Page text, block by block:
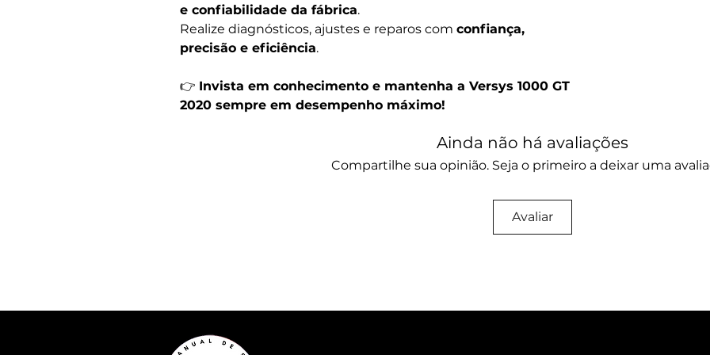
e confiabilidade da fábrica.
Realize diagnósticos, ajustes e reparos com confiança,
precisão e eficiência.
👉 Invista em conhecimento e mantenha a Versys 1000 GT
2020 sempre em desempenho máximo!
Ainda não há avaliações
Compartilhe sua opinião. Seja o primeiro a deixar uma
Avaliar